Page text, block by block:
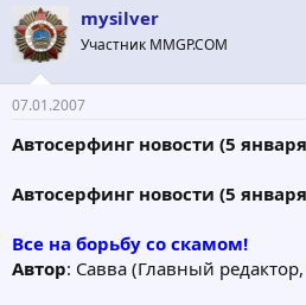
mysilver
Участник MMGP.COM
07.01.2007
Автосерфинг новости (5
Автосерфинг новости (5
Все на борьбу со скамом!
Автор: Савва (Главный